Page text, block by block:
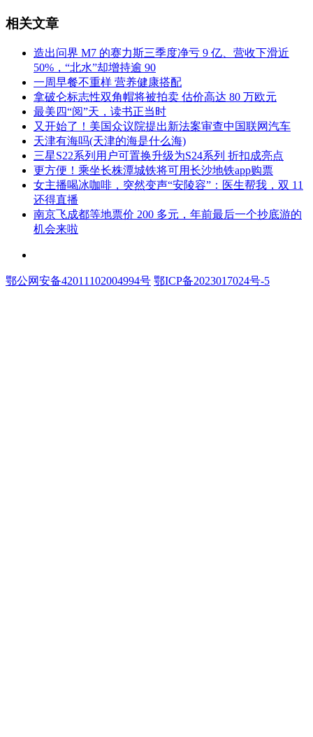
相关文章
​造出问界 M7 的赛力斯三季度净亏 9 亿、营收下滑近
50%，“北水”却增持逾 90
​一周早餐不重样 营养健康搭配
​拿破仑标志性双角帽将被拍卖 估价高达 80 万欧元
​最美四“阅”天，读书正当时
​又开始了！美国众议院提出新法案审查中国联网汽车
​天津有海吗(天津的海是什么海)
​三星S22系列用户可置换升级为S24系列 折扣成亮点
​更方便！乘坐长株潭城铁将可用长沙地铁app购票
​女主播喝冰咖啡，突然变声“安陵容”：医生帮我，双 11
还得直播
​南京飞成都等地票价 200 多元，年前最后一个抄底游的
机会来啦
鄂公网安备42011102004994号 鄂ICP备2023017024号-5